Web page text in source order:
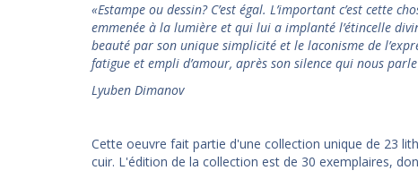
«Estampe ou dessin? C’est égal. L’important c’est cette
emmenée à la lumière et qui lui a implanté l’étincelle
beauté par son unique simplicité et le laconisme de
fatigue et empli d’amour, après son silence qui nous
Lyuben Dimanov
Cette oeuvre fait partie d'une collection unique de 23
cuir. L'édition de la collection est de 30 exemplaires,